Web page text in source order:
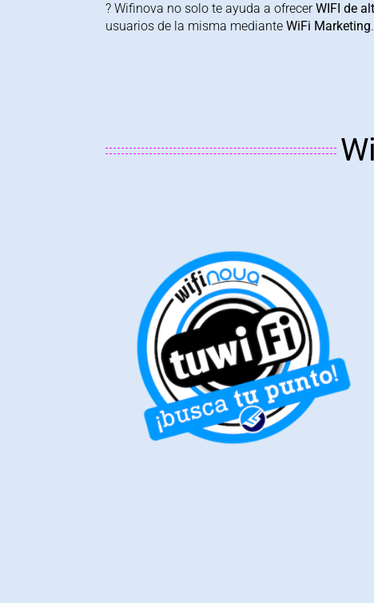
? Wifinova no solo te ayuda a ofrecerWIFI de
usuarios de la misma mediante WiFi Marketing.